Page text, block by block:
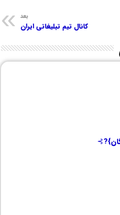
بعد
کانال تیم تبلیغاتی ایران